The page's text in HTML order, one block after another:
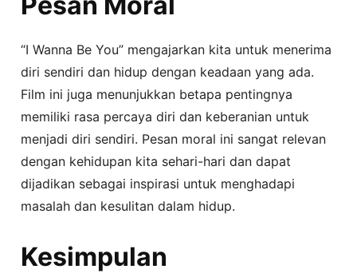
“I Wanna Be You” mengajarkan kita untuk menerima
diri sendiri dan hidup dengan keadaan yang ada.
Film ini juga menunjukkan betapa pentingnya
memiliki rasa percaya diri dan keberanian untuk
menjadi diri sendiri. Pesan moral ini sangat relevan
dengan kehidupan kita sehari-hari dan dapat
dijadikan sebagai inspirasi untuk menghadapi
masalah dan kesulitan dalam hidup.
Kesimpulan